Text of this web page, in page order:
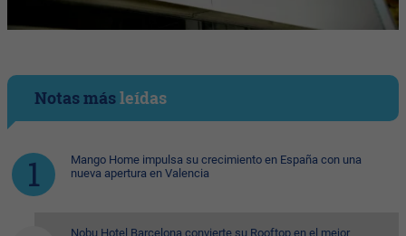
Notas másleídas
Mango Home impulsa su crecimiento en España con una
nueva apertura en Valencia
Nobu Hotel Barcelona convierte su Rooftop en el mejor